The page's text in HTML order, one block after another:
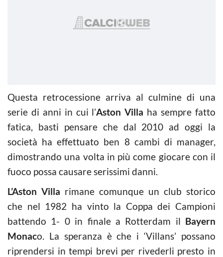
Questa retrocessione arriva al culmine di una
serie di anni in cui l’Aston Villa ha sempre fatto
fatica, basti pensare che dal 2010 ad oggi la
società ha effettuato ben 8 cambi di manager,
dimostrando una volta in più come giocare con il
fuoco possa causare serissimi danni.
L’Aston Villa rimane comunque un club storico
che nel 1982 ha vinto la Coppa dei Campioni
battendo 1- 0 in finale a Rotterdam il Bayern
Monaco. La speranza è che i ‘Villans’ possano
riprendersi in tempi brevi per rivederli presto in